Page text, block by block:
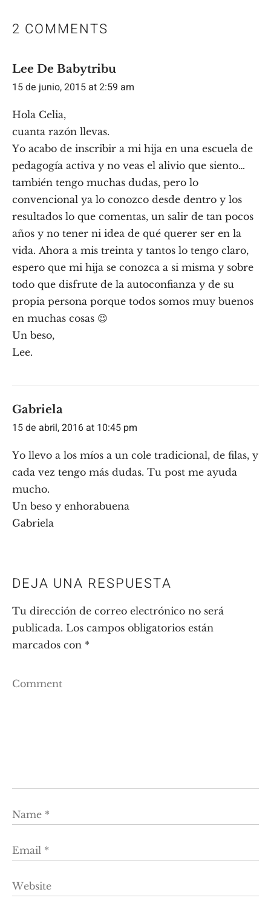
2 COMMENTS
Lee De Babytribu
15 de junio, 2015 at 2:59 am
Hola Celia,
cuanta razón llevas.
Yo acabo de inscribir a mi hija en una escuela de
pedagogía activa y no veas el alivio que siento…
también tengo muchas dudas, pero lo
convencional ya lo conozco desde dentro y los
resultados lo que comentas, un salir de tan pocos
años y no tener ni idea de qué querer ser en la
vida. Ahora a mis treinta y tantos lo tengo claro,
espero que mi hija se conozca a si misma y sobre
todo que disfrute de la autoconfianza y de su
propia persona porque todos somos muy buenos
en muchas cosas 😉
Un beso,
Lee.
Gabriela
15 de abril, 2016 at 10:45 pm
Yo llevo a los míos a un cole tradicional, de filas, y
cada vez tengo más dudas. Tu post me ayuda
mucho.
Un beso y enhorabuena
Gabriela
DEJA UNA RESPUESTA
Tu dirección de correo electrónico no será
publicada. Los campos obligatorios están
marcados con *
Comment
Name *
Email *
Website